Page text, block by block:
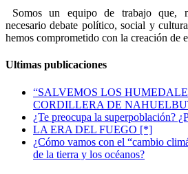
Somos un equipo de trabajo que,
necesario debate político, social y
hemos comprometido con la creación de
Ultimas publicaciones
“SALVEMOS LOS
CORDILLERA DE
¿Te preocupa la superpoblación?
LA ERA DEL FUEGO [*]
¿Cómo vamos con el “cambio
de la tierra y los océanos?